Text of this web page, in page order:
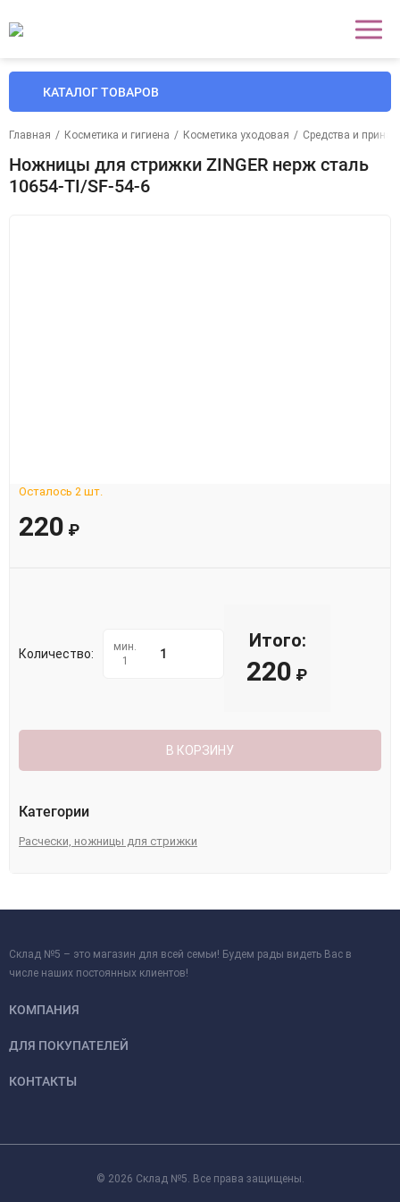
КАТАЛОГ ТОВАРОВ
Главная / Косметика и гигиена / Косметика уходовая / Средства и
Ножницы для стрижки ZINGER нерж сталь
10654-TI/SF-54-6
Осталось 2 шт.
220 ₽
Количество:
мин.
1
Итого:
220 ₽
В КОРЗИНУ
Категории
Расчески, ножницы для стрижки
Склад №5 – это магазин для всей семьи! Будем рады видеть Вас в
числе наших постоянных клиентов!
КОМПАНИЯ
ДЛЯ ПОКУПАТЕЛЕЙ
КОНТАКТЫ
© 2026 Склад №5. Все права защищены.